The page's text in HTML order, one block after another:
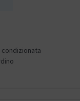
condizionata